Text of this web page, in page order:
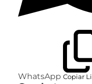
WhatsApp Copiar